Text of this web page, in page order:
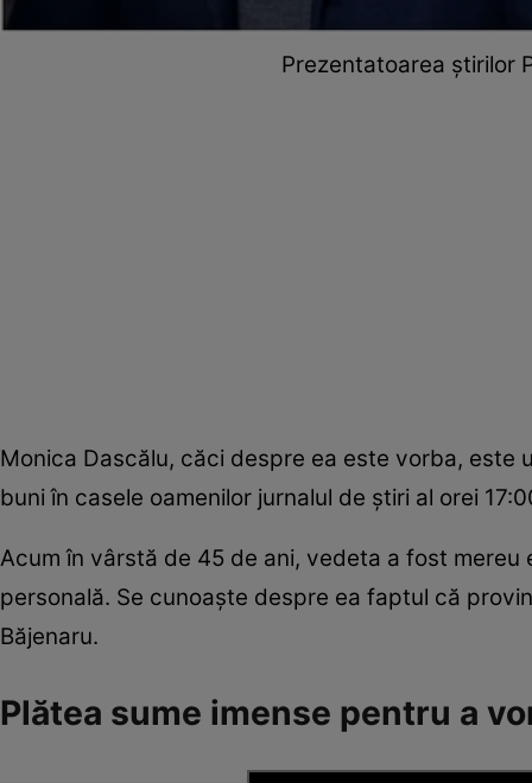
Prezentatoarea știrilor
Monica Dascălu, căci despre ea este vorba, este
buni în casele oamenilor jurnalul de știri al orei
Acum în vârstă de 45 de ani, vedeta a fost
personală. Se cunoaște despre ea faptul că
Băjenaru.
Plătea sume imense pentru a